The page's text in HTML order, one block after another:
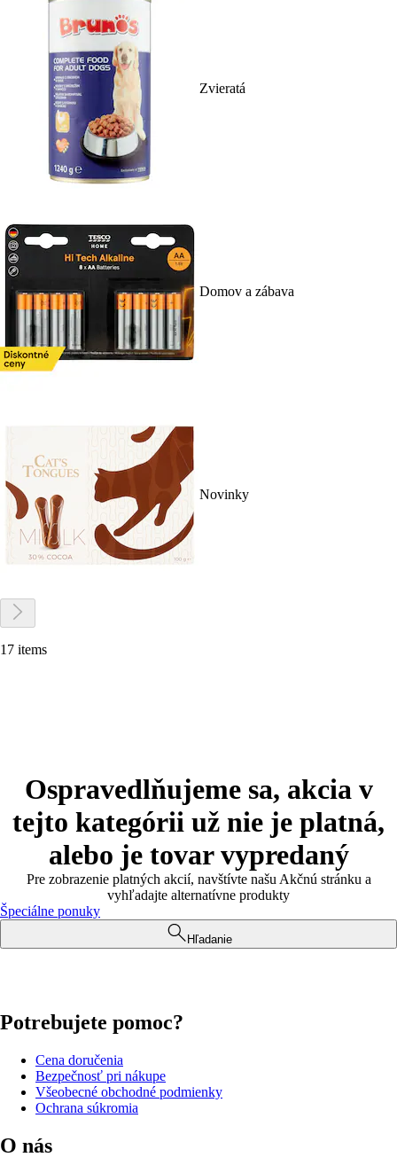
Zvieratá
Domov a zábava
Novinky
17 items
Ospravedlňujeme sa, akcia v
tejto kategórii už nie je platná,
alebo je tovar vypredaný
Pre zobrazenie platných akcií, navštívte našu Akčnú stránku a
vyhľadajte alternatívne produkty
Špeciálne ponuky
Hľadanie
Potrebujete pomoc?
Cena doručenia
Bezpečnosť pri nákupe
Všeobecné obchodné podmienky
Ochrana súkromia
O nás